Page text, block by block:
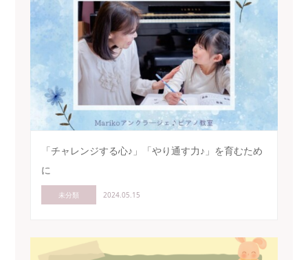
「チャレンジする心♪」「やり通す力♪」を育むため
に
未分類 2024.05.15